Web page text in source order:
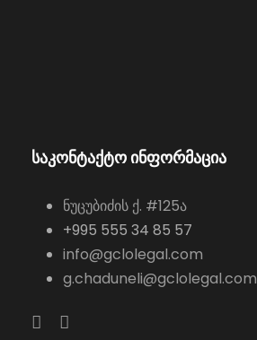
საკონტაქტო ინფორმაცია
ნუცუბიძის ქ. #125ა
+995 555 34 85 57
info@gclolegal.com
g.chaduneli@gclolegal.com